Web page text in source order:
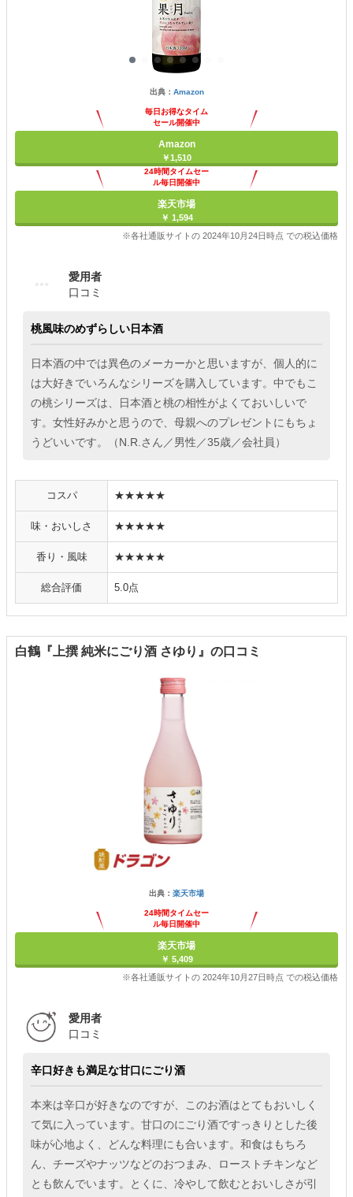
出典： Amazon
毎日お得なタイム
セール開催中
Amazon
￥1,510
24時間タイムセー
ル毎日開催中
楽天市場
￥ 1,594
※各社通販サイトの 2024年10月24日時点 での税込価格
愛用者
口コミ
桃風味のめずらしい日本酒
日本酒の中では異色のメーカーかと思いますが、個人的に
は大好きでいろんなシリーズを購入しています。中でもこ
の桃シリーズは、日本酒と桃の相性がよくておいしいで
す。女性好みかと思うので、母親へのプレゼントにもちょ
うどいいです。（N.R.さん／男性／35歳／会社員）
コスパ ★★★★★
味・おいしさ ★★★★★
香り・風味 ★★★★★
総合評価 5.0点
白鶴『上撰 純米にごり酒 さゆり』の口コミ
出典： 楽天市場
24時間タイムセー
ル毎日開催中
楽天市場
￥ 5,409
※各社通販サイトの 2024年10月27日時点 での税込価格
愛用者
口コミ
辛口好きも満足な甘口にごり酒
本来は辛口が好きなのですが、このお酒はとてもおいしく
て気に入っています。甘口のにごり酒ですっきりとした後
味が心地よく、どんな料理にも合います。和食はもちろ
ん、チーズやナッツなどのおつまみ、ローストチキンなど
とも飲んでいます。とくに、冷やして飲むとおいしさが引